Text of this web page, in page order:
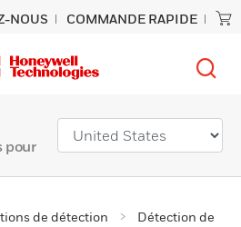
NOUS COMMANDE RAPIDE
pour
de détection
Détection de